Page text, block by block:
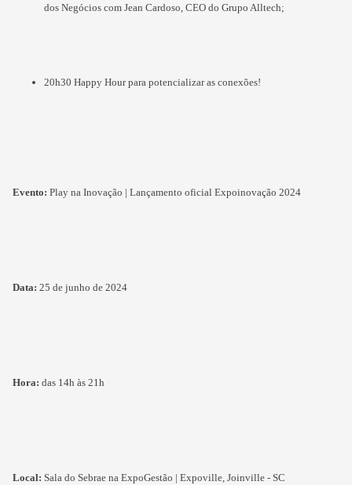
dos Negócios com Jean Cardoso, CEO do Grupo Alltech;
20h30 Happy Hour para potencializar as conexões!
Evento: Play na Inovação | Lançamento oficial Expoinovação 2024
Data: 25 de junho de 2024
Hora: das 14h às 21h
Local: Sala do Sebrae na ExpoGestão | Expoville, Joinville - SC